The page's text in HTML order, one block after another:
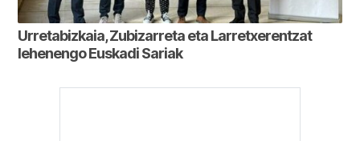
Urretabizkaia, Zubizarreta eta Larretxerentzat
lehenengo Euskadi Sariak